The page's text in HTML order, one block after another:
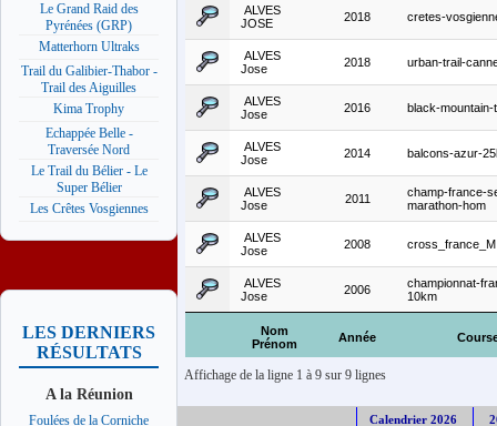
Le Grand Raid des
Pyrénées (GRP)
Matterhorn Ultraks
Trail du Galibier-Thabor -
Trail des Aiguilles
Kima Trophy
Echappée Belle -
Traversée Nord
Le Trail du Bélier - Le
Super Bélier
Les Crêtes Vosgiennes
LES DERNIERS
RÉSULTATS
A la Réunion
Foulées de la Corniche
Nom
Prénom
Année
ALVES
JOSE
2018 cretes-
ALVES
Jose
2018 urban-trail-
ALVES
Jose
2016 black-mountain-
ALVES
Jose
2014 balcons-azur-
ALVES
Jose
2011
champ-france-
marathon-hom
ALVES
Jose
2008 cross_france_M
ALVES
Jose
2006
championnat-
10km
Affichage de la ligne 1 à 9 sur 9 lignes
Calendrier 2026